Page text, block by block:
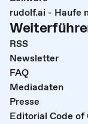
rudolf.ai - Haufe
RSS
Newsletter
FAQ
Mediadaten
Presse
Editorial Code of